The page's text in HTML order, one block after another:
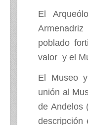
El
poblado
valor y el
El Museo
unión al
de Andelos
descripción